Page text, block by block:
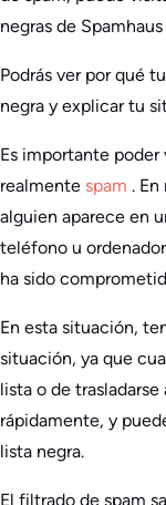
negras de
Podrás ver por qué
negra y explicar tu
Es importante
realmente spam .
alguien aparece en
teléfono u
ha sido
En esta situación,
situación, ya que
lista o de
rápidamente, y
lista negra.
El filtrado de spam